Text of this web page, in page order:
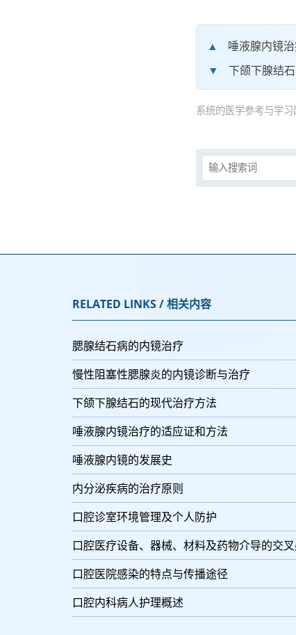
唾液腺内镜
下颌下腺结
系统的医学参考与学习
RELATED LINKS / 相关内容
腮腺结石病的内镜治疗
慢性阻塞性腮腺炎的内镜诊断与治疗
下颌下腺结石的现代治疗方法
唾液腺内镜治疗的适应证和方法
唾液腺内镜的发展史
内分泌疾病的治疗原则
口腔诊室环境管理及个人防护
口腔医疗设备、器械、材料及药物介导的交
口腔医院感染的特点与传播途径
口腔内科病人护理概述